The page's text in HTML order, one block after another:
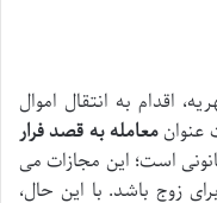
اقدام به انتقال اموال
عنوانمعامله به قصد فرار
است؛ این مجازات می
زوج باشد. با این حال،